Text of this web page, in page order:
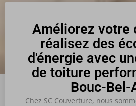
Améliorez votre
réalisez des
d'énergie avec
de toiture
Bouc-Bel-
Chez SC Couverture, nous